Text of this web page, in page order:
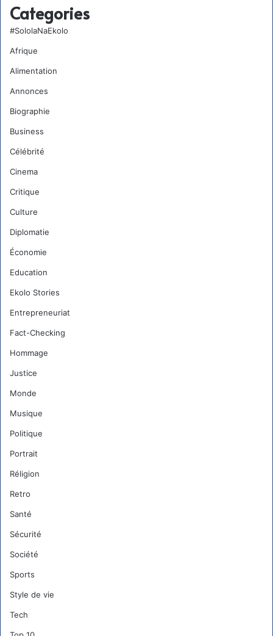
Categories
#SololaNaEkolo
Afrique
Alimentation
Annonces
Biographie
Business
Célébrité
Cinema
Critique
Culture
Diplomatie
Économie
Education
Ekolo Stories
Entrepreneuriat
Fact-Checking
Hommage
Justice
Monde
Musique
Politique
Portrait
Réligion
Retro
Santé
Sécurité
Société
Sports
Style de vie
Tech